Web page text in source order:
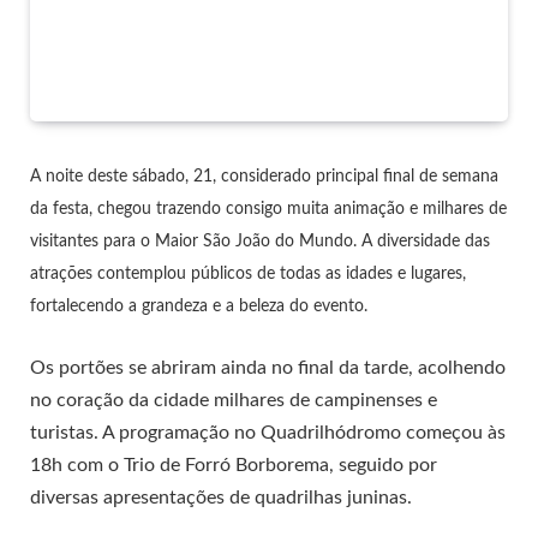
A noite deste sábado, 21, considerado principal final de semana
da festa, chegou trazendo consigo muita animação e milhares de
visitantes para o Maior São João do Mundo. A diversidade das
atrações contemplou públicos de todas as idades e lugares,
fortalecendo a grandeza e a beleza do evento.
Os portões se abriram ainda no final da tarde, acolhendo
no coração da cidade milhares de campinenses e
turistas. A programação no Quadrilhódromo começou às
18h com o Trio de Forró Borborema, seguido por
diversas apresentações de quadrilhas juninas.